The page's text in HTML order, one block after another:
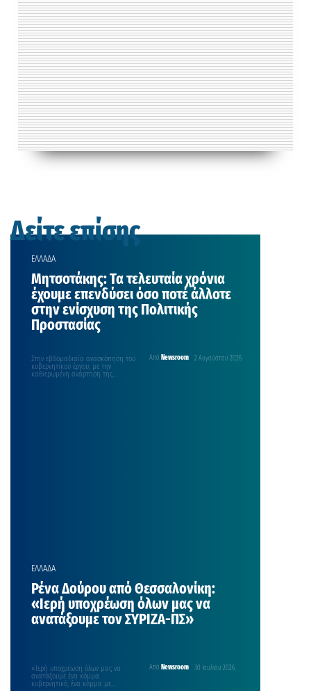
Δείτε επίσης
ΕΛΛΑΔΑ
Μητσοτάκης: Τα τελευταία χρόνια
έχουμε επενδύσει όσο ποτέ άλλοτε
στην ενίσχυση της Πολιτικής
Προστασίας
Από Newsroom 2 Αυγούστου 2026
Στην εβδομαδιαία ανασκόπηση του
κυβερνητικού έργου, με την
καθιερωμένη ανάρτηση της
ΕΛΛΑΔΑ
Ρένα Δούρου από Θεσσαλονίκη:
«Ιερή υποχρέωση όλων μας να
ανατάξουμε τον ΣΥΡΙΖΑ-ΠΣ»
Από Newsroom 30 Ιουλίου 2026
«Ιερή υποχρέωση όλων μας να
ανατάξουμε ένα κόμμα
κυβερνητικό, ένα κόμμα με